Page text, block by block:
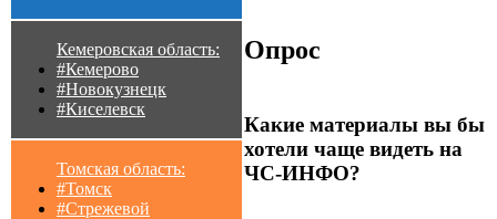
Кемеровская область:
#Кемерово
#Новокузнецк
#Киселевск
Томская область:
#Томск
#Стрежевой
Опрос
Какие материалы вы бы
хотели чаще видеть на
ЧС-ИНФО?